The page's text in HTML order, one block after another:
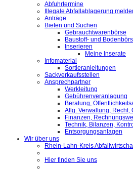
Abfuhrtermine
Illegale Abfallablagerung
Anträge
Bieten und Suchen
Gebrauchtwarenbörse
Baustoff- und
Inserieren
Meine Inserate
Infomaterial
Sortieranleitungen
Sackverkaufsstellen
Ansprechpartner
Werkleitung
Gebührenveranlagung
Beratung,
Allg. Verwaltung, Recht,
Finanzen,
Technik, Bilanzen,
Entsorgungsanlagen
Wir über uns
Rhein-Lahn-Kreis
Hier finden Sie uns